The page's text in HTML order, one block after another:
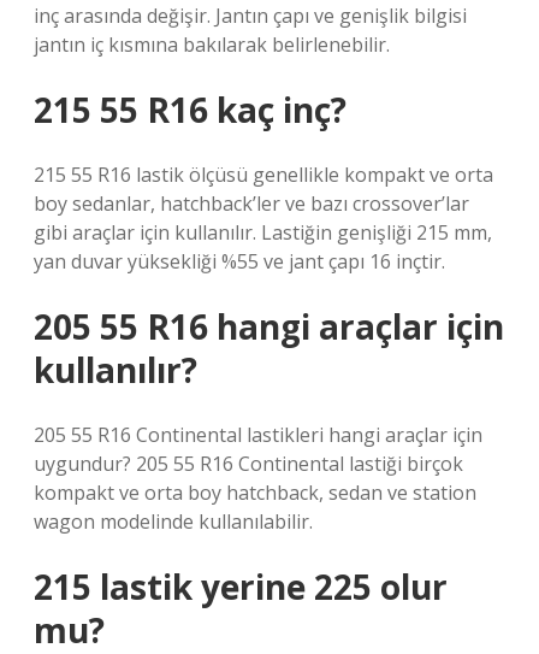
inç arasında değişir. Jantın çapı ve genişlik bilgisi
jantın iç kısmına bakılarak belirlenebilir.
215 55 R16 kaç inç?
215 55 R16 lastik ölçüsü genellikle kompakt ve orta
boy sedanlar, hatchback’ler ve bazı crossover’lar
gibi araçlar için kullanılır. Lastiğin genişliği 215 mm,
yan duvar yüksekliği %55 ve jant çapı 16 inçtir.
205 55 R16 hangi araçlar için
kullanılır?
205 55 R16 Continental lastikleri hangi araçlar için
uygundur? 205 55 R16 Continental lastiği birçok
kompakt ve orta boy hatchback, sedan ve station
wagon modelinde kullanılabilir.
215 lastik yerine 225 olur
mu?